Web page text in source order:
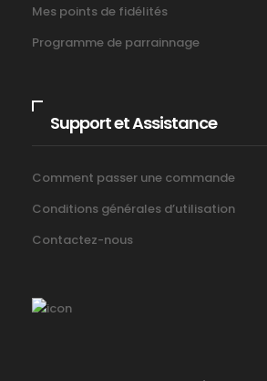
Mes points de fidélités
Programme de parrainnage
Support et Assistance
Comment passer une commande
Conditions générales d’utilisation
Contactez-nous